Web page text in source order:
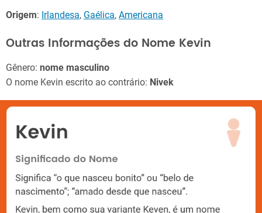
Origem: Irlandesa, Gaélica, Americana
Outras Informações do Nome Kevin
Gênero: nome masculino
O nome Kevin escrito ao contrário: Nivek